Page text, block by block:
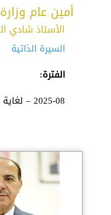
أمين عام
الأستاذ شادي
السيرة الذاتية
الفترة:
2025-08 – لغاية الان